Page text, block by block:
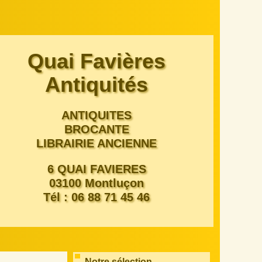
Quai Favières
Antiquités
ANTIQUITES
BROCANTE
LIBRAIRIE ANCIENNE
6 QUAI FAVIERES
03100 Montluçon
Tél : 06 88 71 45 46